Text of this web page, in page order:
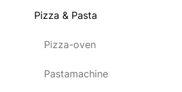
Pizza & Pasta
Pizza-oven
Pastamachine